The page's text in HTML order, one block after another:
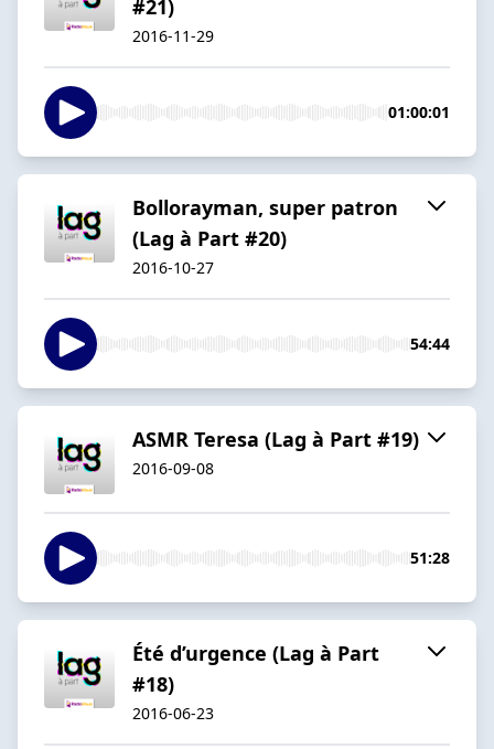
#21)
2016-11-29
01:00:01
Bollorayman, super patron
(Lag à Part #20)
2016-10-27
54:44
ASMR Teresa (Lag à Part #19)
2016-09-08
51:28
Été d’urgence (Lag à Part
#18)
2016-06-23